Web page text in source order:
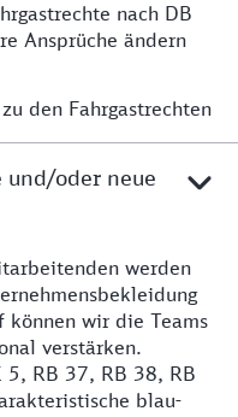
nach DB
Ansprüche ändern
den Fahrgastrechten
oder neue
werden
wir die Teams
verstärken.
5, RB 37, RB 38, RB
blau-